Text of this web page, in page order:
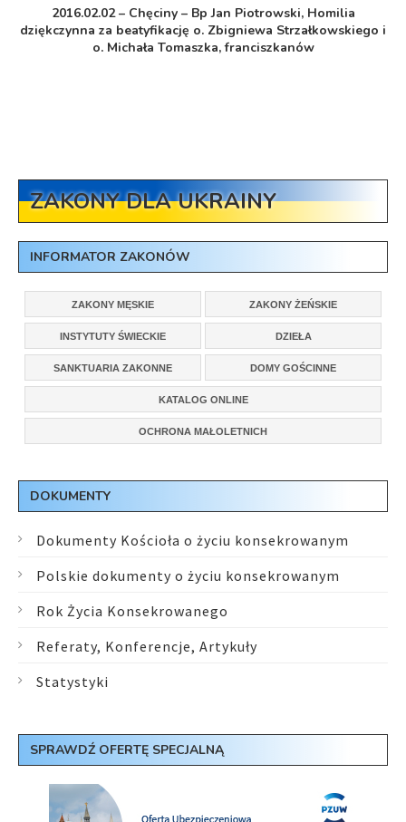
2016.02.02 – Chęciny – Bp Jan Piotrowski, Homilia
dziękczynna za beatyfikację o. Zbigniewa Strzałkowskiego i
o. Michała Tomaszka, franciszkanów
ZAKONY DLA UKRAINY
INFORMATOR ZAKONÓW
ZAKONY MĘSKIE ZAKONY ŻEŃSKIE
INSTYTUTY ŚWIECKIE DZIEŁA
SANKTUARIA ZAKONNE DOMY GOŚCINNE
KATALOG ONLINE
OCHRONA MAŁOLETNICH
DOKUMENTY
Dokumenty Kościoła o życiu konsekrowanym
Polskie dokumenty o życiu konsekrowanym
Rok Życia Konsekrowanego
Referaty, Konferencje, Artykuły
Statystyki
SPRAWDŹ OFERTĘ SPECJALNĄ